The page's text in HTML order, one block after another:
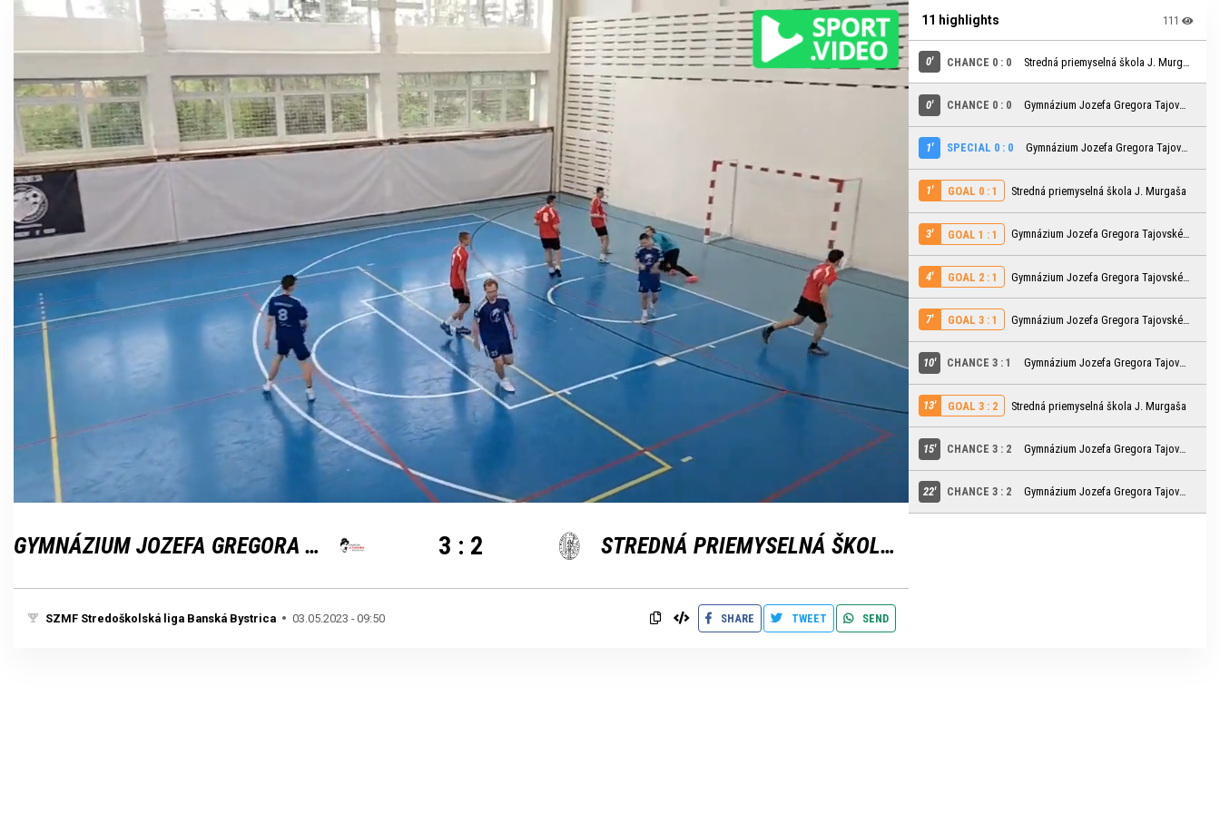
100.00%
GYMNÁZIUM JOZEFA GREGORA TAJOVSKÉHO 3 : 2 STREDNÁ PRIEMYSELNÁ ŠKOLA J. MURGAŠA
SZMF Stredoškolská liga Banská Bystrica 03.05.2023 - 09:50 SHARE TWEET SEND
11 highlights 111
0' CHANCE 0 : 0
0' CHANCE 0 : 0 Gymnázium Jozefa Gregora Tajovského
1' SPECIAL 0 : 0 Gymnázium Jozefa Gregora Tajovského
1' GOAL 0 : 1 Stredná priemyselná škola J. Murgaša
3' GOAL 1 : 1 Gymnázium Jozefa Gregora Tajovského
4' GOAL 2 : 1 Gymnázium Jozefa Gregora Tajovského
7' GOAL 3 : 1 Gymnázium Jozefa Gregora Tajovského
10' CHANCE 3 : 1 Gymnázium Jozefa Gregora Tajovského
13' GOAL 3 : 2 Stredná priemyselná škola J. Murgaša
15' CHANCE 3 : 2 Gymnázium Jozefa Gregora Tajovského
22' CHANCE 3 : 2 Gymnázium Jozefa Gregora Tajovského